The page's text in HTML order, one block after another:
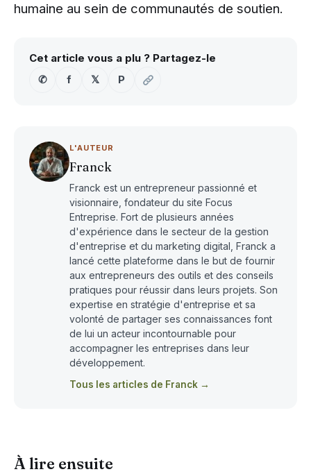
humaine au sein de communautés de soutien.
Cet article vous a plu ? Partagez-le
✆
f 𝕏 P
L'AUTEUR
Franck
Franck est un entrepreneur passionné et
visionnaire, fondateur du site Focus
Entreprise. Fort de plusieurs années
d'expérience dans le secteur de la gestion
d'entreprise et du marketing digital, Franck a
lancé cette plateforme dans le but de fournir
aux entrepreneurs des outils et des conseils
pratiques pour réussir dans leurs projets. Son
expertise en stratégie d'entreprise et sa
volonté de partager ses connaissances font
de lui un acteur incontournable pour
accompagner les entreprises dans leur
développement.
Tous les articles de Franck →
À lire ensuite